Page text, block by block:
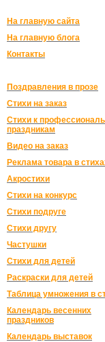
На главную сайта
На главную блога
Контакты
Поздравления в прозе
Стихи на заказ
Стихи к
праздникам
Видео на заказ
Реклама товара в
Акростихи
Стихи на конкурс
Стихи подруге
Стихи другу
Частушки
Стихи для детей
Раскраски для детей
Таблица умножения в
Календарь весенних
праздников
Календарь выставок
Закажите